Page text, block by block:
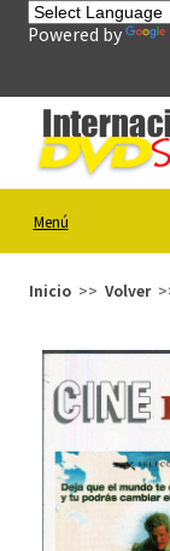
Powered by
Menú
Inicio Volver